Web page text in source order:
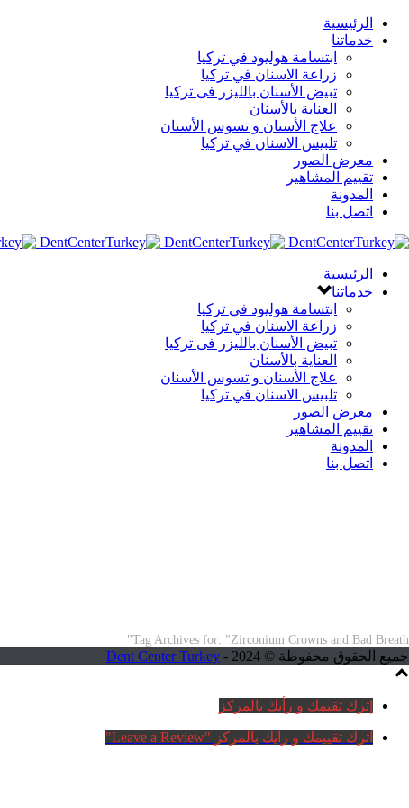
الرئيسية
خدماتنا
ابتسامة هوليود في تركيا
زراعة الاسنان في تركيا
تبيض الأسنان بالليزر فى تركيا
العناية بالأسنان
علاج الأسنان و تسوس الأسنان
تلبيس الاسنان في تركيا
معرض الصور
تقييم المشاهير
المدونة
اتصل بنا
الرئيسية
خدماتنا
ابتسامة هوليود في تركيا
زراعة الاسنان في تركيا
تبيض الأسنان بالليزر فى تركيا
العناية بالأسنان
علاج الأسنان و تسوس الأسنان
تلبيس الاسنان في تركيا
معرض الصور
تقييم المشاهير
المدونة
اتصل بنا
Tag Archives for: "Zirconium Crowns and Bad Breath"
جميع الحقوق محفوطة © 2024 - Dent Center Turkey
إترك تقيمك و رأيك بالمركز
اترك تقييمك و رايك بالمركز "Leave a Review"